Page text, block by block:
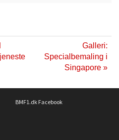
Galleri:
Specialbemaling i
Singapore »
BMF1.dk Facebook